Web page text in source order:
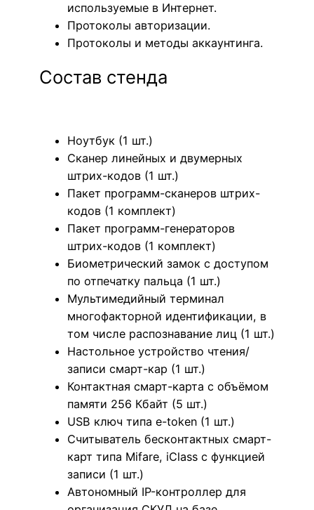
используемые в Интернет.
Протоколы авторизации.
Протоколы и методы аккаунтинга.
Состав стенда
Ноутбук (1 шт.)
Сканер линейных и двумерных
штрих-кодов (1 шт.)
Пакет программ-сканеров штрих-
кодов (1 комплект)
Пакет программ-генераторов
штрих-кодов (1 комплект)
Биометрический замок с доступом
по отпечатку пальца (1 шт.)
Мультимедийный терминал
многофакторной идентификации, в
том числе распознавание лиц (1 шт.)
Настольное устройство чтения/
записи смарт-кар (1 шт.)
Контактная смарт-карта с объёмом
памяти 256 Кбайт (5 шт.)
USB ключ типа e-token (1 шт.)
Считыватель бесконтактных смарт-
карт типа Mifare, iClass с функцией
записи (1 шт.)
Автономный IP-контроллер для